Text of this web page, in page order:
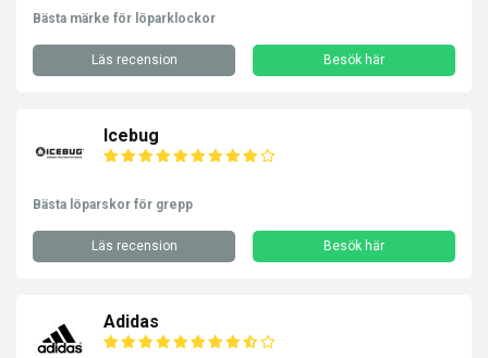
Bästa märke för löparklockor
Läs recension Besök här
Icebug
Bästa löparskor för grepp
Läs recension Besök här
Adidas